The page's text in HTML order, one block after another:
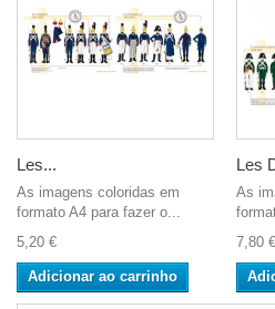
Les...
As imagens coloridas em
formato A4 para fazer o...
5,20 €
Adicionar ao carrinho
Les
As
7,80 €